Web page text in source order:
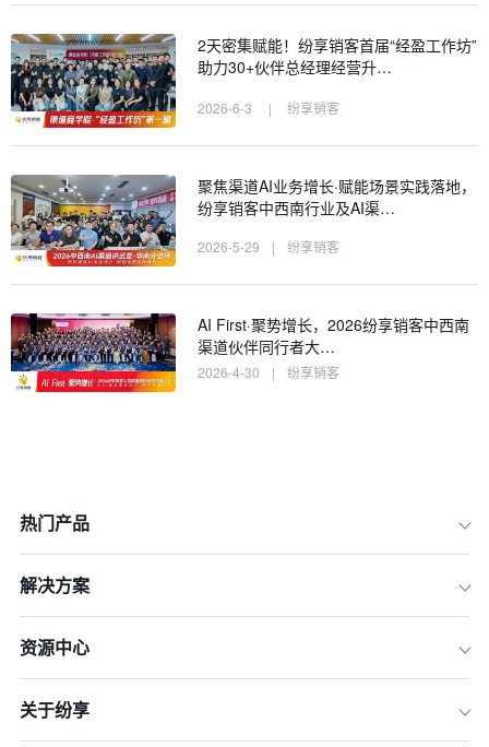
2天密集赋能！纷享销客首届“经盈工作坊”
助力30+伙伴总经理经营升…
2026-6-3 | 纷享销客
聚焦渠道AI业务增长·赋能场景实践落地，
纷享销客中西南行业及AI渠…
2026-5-29 | 纷享销客
AI First·聚势增长，2026纷享销客中西南
渠道伙伴同行者大…
2026-4-30 | 纷享销客
热门产品
解决方案
资源中心
关于纷享